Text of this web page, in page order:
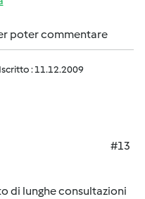
poter commentare
Iscritto : 11.12.2009
#13
di lunghe consultazioni